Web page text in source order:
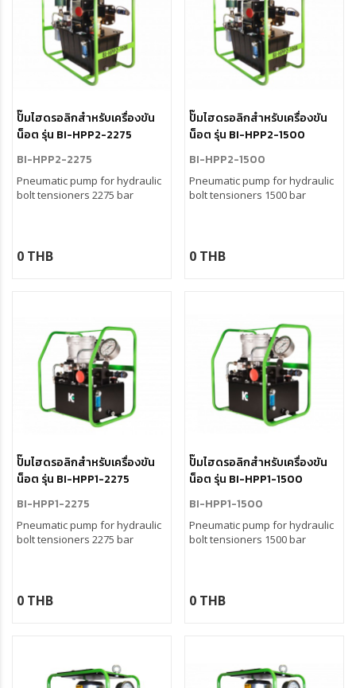
ปั๊มไฮดรอลิกสำหรับเครื่องขัน
น็อต รุ่น BI-HPP2-2275
BI-HPP2-2275
Pneumatic pump for hydraulic
bolt tensioners 2275 bar
0 THB
ปั๊มไฮดรอลิกสำหรับเครื่องขัน
น็อต รุ่น BI-HPP2-1500
BI-HPP2-1500
Pneumatic pump for hydraulic
bolt tensioners 1500 bar
0 THB
ปั๊มไฮดรอลิกสำหรับเครื่องขัน
น็อต รุ่น BI-HPP1-2275
BI-HPP1-2275
Pneumatic pump for hydraulic
bolt tensioners 2275 bar
0 THB
ปั๊มไฮดรอลิกสำหรับเครื่องขัน
น็อต รุ่น BI-HPP1-1500
BI-HPP1-1500
Pneumatic pump for hydraulic
bolt tensioners 1500 bar
0 THB